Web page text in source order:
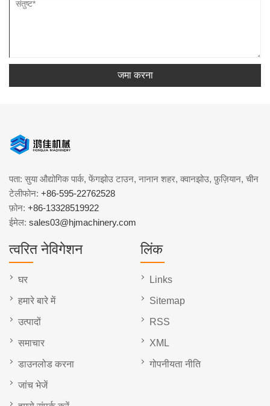
जमा करना
पता: सुया औद्योगिक पार्क, फेंगझोउ टाउन, नानान शहर, क्वानझोउ, फ़ुज़ियान, चीन
टेलीफोन: +86-595-22762528
फ़ोन: +86-13328519922
ईमेल: sales03@hjmachinery.com
त्वरित नेविगेशन
घर
हमारे बारे में
उत्पादों
समाचार
डाउनलोड करना
जांच भेजें
लिंक
Links
Sitemap
RSS
XML
गोपनीयता नीति